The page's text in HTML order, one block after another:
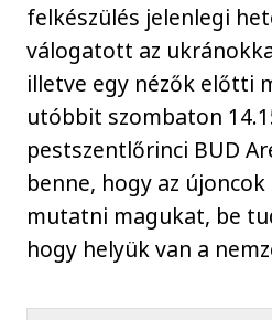
felkészülés jelenlegi
válogatott az
illetve egy nézők előtti
utóbbit szombaton
pestszentlőrinci BUD
benne, hogy az
mutatni magukat, be
hogy helyük van a